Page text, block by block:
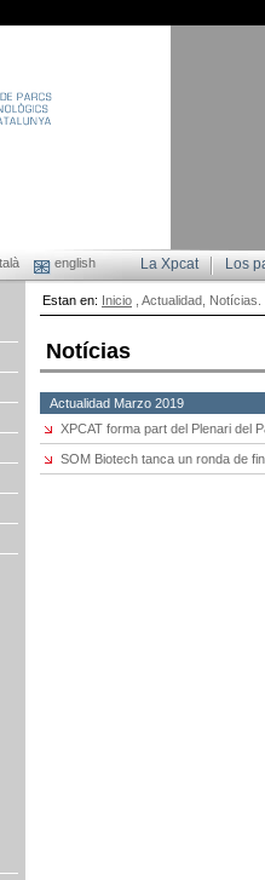
english Los
La Xpcat
Estan en: Inicio , Actualidad, Notícias.
Notícias
Actualidad Marzo 2019
XPCAT forma part del Plenari del
SOM Biotech tanca un ronda de